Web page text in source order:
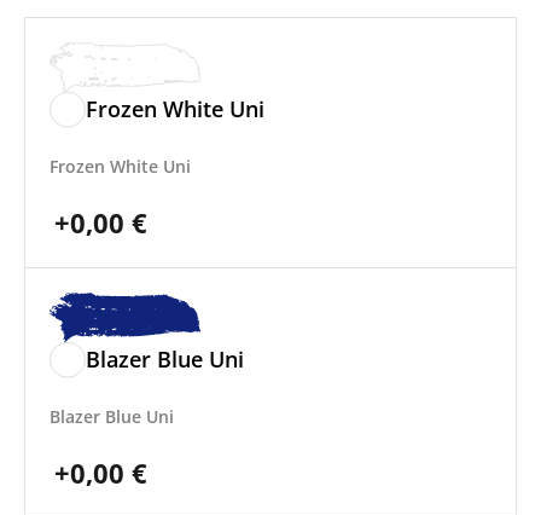
Frozen White Uni
Frozen White Uni
+0,00 €
Blazer Blue Uni
Blazer Blue Uni
+0,00 €